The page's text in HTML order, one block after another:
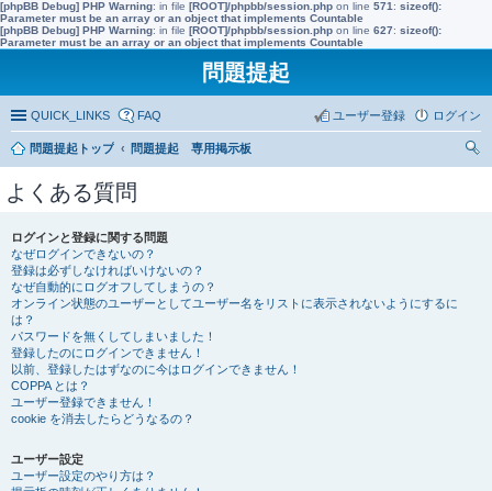
[phpBB Debug] PHP Warning: in file [ROOT]/phpbb/session.php on line 571 : sizeof():
Parameter must be an array or an object that implements Countable
[phpBB Debug] PHP Warning: in file [ROOT]/phpbb/session.php on line 627: sizeof():
Parameter must be an array or an object that implements Countable
問題提起
QUICK_LINKS FAQ ログイン
ユーザー登録
問題提起トップ
問題提起 専用掲示板
よくある質問
ログインと登録に関する問題
なぜログインできないの？
登録は必ずしなければいけないの？
なぜ自動的にログオフしてしまうの？
オンライン状態のユーザーとしてユーザー名をリストに表示されないようにするに
は？
パスワードを無くしてしまいました！
登録したのにログインできません！
以前、登録したはずなのに今はログインできません！
COPPA とは？
ユーザー登録できません！
cookie を消去したらどうなるの？
ユーザー設定
ユーザー設定のやり方は？